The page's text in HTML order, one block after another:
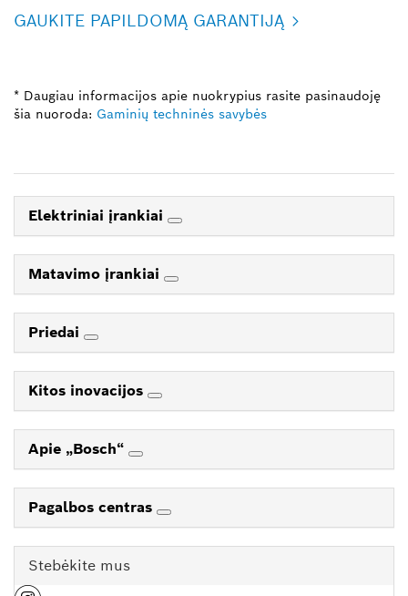
GAUKITE PAPILDOMĄ GARANTIJĄ
* Daugiau informacijos apie nuokrypius rasite pasinaudoję
šia nuoroda: Gaminių techninės savybės
Elektriniai įrankiai
Matavimo įrankiai
Priedai
Kitos inovacijos
Apie „Bosch“
Pagalbos centras
Stebėkite mus